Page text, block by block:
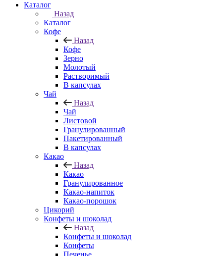
Каталог
Назад
Каталог
Кофе
Назад
Кофе
Зерно
Молотый
Растворимый
В капсулах
Чай
Назад
Чай
Листовой
Гранулированный
Пакетированный
В капсулах
Какао
Назад
Какао
Гранулированное
Какао-напиток
Какао-порошок
Цикорий
Конфеты и шоколад
Назад
Конфеты и шоколад
Конфеты
Печенье